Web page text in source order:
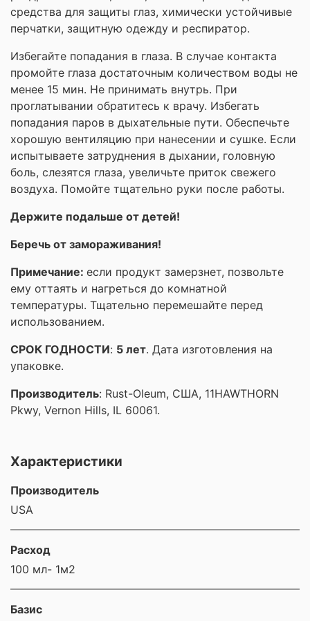
средства для защиты глаз, химически устойчивые
перчатки, защитную одежду и респиратор.
Избегайте попадания в глаза. В случае контакта
промойте глаза достаточным количеством воды не
менее 15 мин. Не принимать внутрь. При
проглатывании обратитесь к врачу. Избегать
попадания паров в дыхательные пути. Обеспечьте
хорошую вентиляцию при нанесении и сушке. Если
испытываете затруднения в дыхании, головную
боль, слезятся глаза, увеличьте приток свежего
воздуха. Помойте тщательно руки после работы.
Держите подальше от детей!
Беречь от замораживания!
Примечание: если продукт замерзнет, позвольте
ему оттаять и нагреться до комнатной
температуры. Тщательно перемешайте перед
использованием.
СРОК ГОДНОСТИ: 5 лет. Дата изготовления на
упаковке.
Производитель: Rust-Oleum, США, 11HAWTHORN
Pkwy, Vernon Hills, IL 60061.
Характеристики
Производитель
USA
Расход
100 мл- 1м2
Базис